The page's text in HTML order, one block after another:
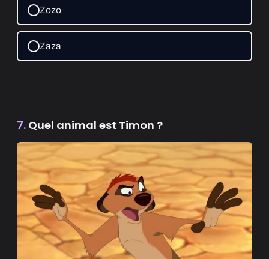
Zozo
Zaza
7. Quel animal est Timon ?